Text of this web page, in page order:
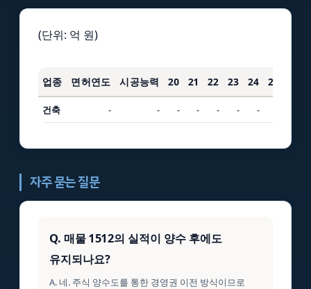
(단위: 억 원)
업종 면허연도 시공능력 20 21 22 23 24 25
건축 - - - - - - -
자주 묻는 질문
Q. 매물 1512의 실적이 양수 후에도
유지되나요?
A. 네. 주식 양수도를 통한 경영권 이전 방식이므로